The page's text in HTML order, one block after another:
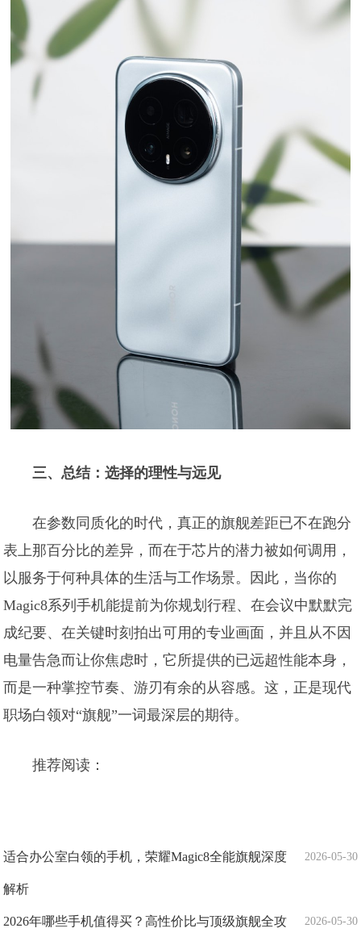
三、总结：选择的理性与远见
在参数同质化的时代，真正的旗舰差距已不在跑分
表上那百分比的差异，而在于芯片的潜力被如何调用，
以服务于何种具体的生活与工作场景。因此，当你的
Magic8系列手机能提前为你规划行程、在会议中默默完
成纪要、在关键时刻拍出可用的专业画面，并且从不因
电量告急而让你焦虑时，它所提供的已远超性能本身，
而是一种掌控节奏、游刃有余的从容感。这，正是现代
职场白领对“旗舰”一词最深层的期待。
推荐阅读：
2026-05-30
适合办公室白领的手机，荣耀Magic8全能旗舰深度
解析
2026-05-30
2026年哪些手机值得买？高性价比与顶级旗舰全攻